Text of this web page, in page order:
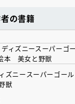
の書籍
ズニースーパーゴー
獣